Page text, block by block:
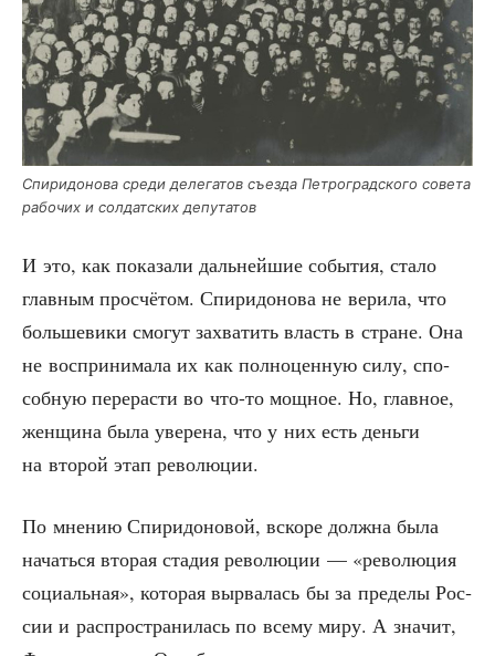
Спи­ри­до­но­ва сре­ди деле­га­тов съез­да Пет­ро­град­ско­го сове­та
рабо­чих и сол­дат­ских депутатов
И это, как пока­за­ли даль­ней­шие собы­тия, ста­ло
глав­ным про­счё­том. Спи­ри­до­но­ва не вери­ла, что
боль­ше­ви­ки смо­гут захва­тить власть в стране. Она
не вос­при­ни­ма­ла их как пол­но­цен­ную силу, спо­
соб­ную пере­ра­с­ти во что-то мощ­ное. Но, глав­ное,
жен­щи­на была уве­ре­на, что у них есть день­ги
на вто­рой этап революции.
По мне­нию Спи­ри­до­но­вой, вско­ре долж­на была
начать­ся вто­рая ста­дия рево­лю­ции — «рево­лю­ция
соци­аль­ная», кото­рая вырва­лась бы за пре­де­лы Рос­
сии и рас­про­стра­ни­лась по все­му миру. А зна­чит,